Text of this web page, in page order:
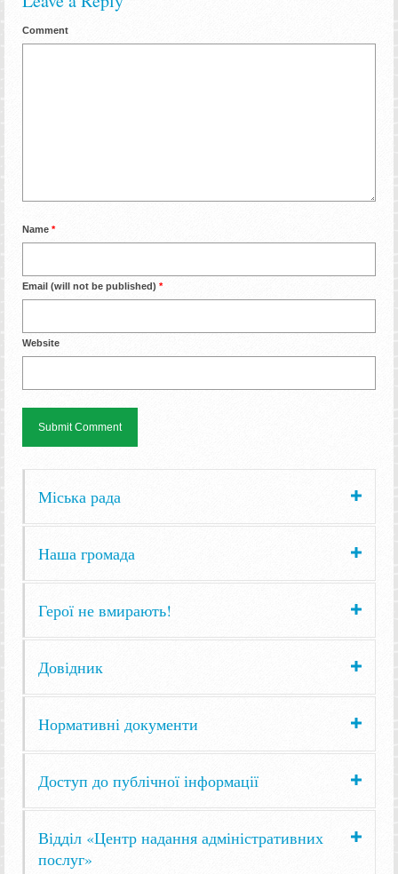
Comment
Name *
Email (will not be published) *
Website
Міська рада
Наша громада
Герої не вмирають!
Довідник
Нормативні документи
Доступ до публічної інформації
Відділ «Центр надання адміністративних
послуг»